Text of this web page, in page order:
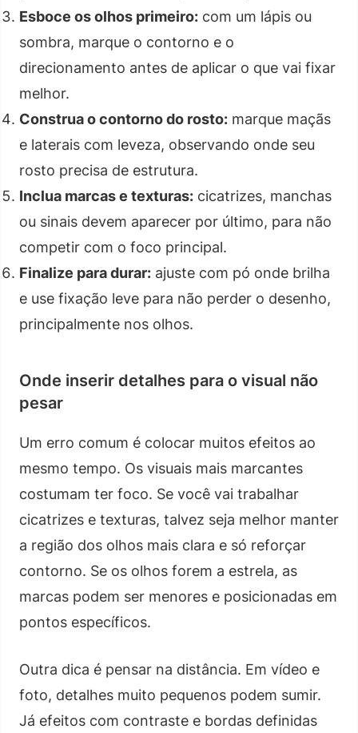
Esboce os olhos primeiro: com um lápis ou
sombra, marque o contorno e o
direcionamento antes de aplicar o que vai fixar
melhor.
Construa o contorno do rosto: marque maçãs
e laterais com leveza, observando onde seu
rosto precisa de estrutura.
Inclua marcas e texturas: cicatrizes, manchas
ou sinais devem aparecer por último, para não
competir com o foco principal.
Finalize para durar: ajuste com pó onde brilha
e use fixação leve para não perder o desenho,
principalmente nos olhos.
Onde inserir detalhes para o visual não
pesar
Um erro comum é colocar muitos efeitos ao
mesmo tempo. Os visuais mais marcantes
costumam ter foco. Se você vai trabalhar
cicatrizes e texturas, talvez seja melhor manter
a região dos olhos mais clara e só reforçar
contorno. Se os olhos forem a estrela, as
marcas podem ser menores e posicionadas em
pontos específicos.
Outra dica é pensar na distância. Em vídeo e
foto, detalhes muito pequenos podem sumir.
Já efeitos com contraste e bordas definidas